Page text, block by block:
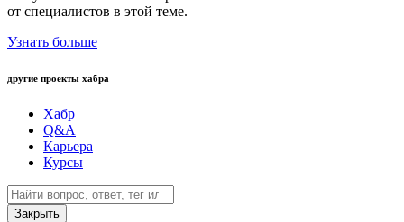
от специалистов в этой теме.
Узнать больше
другие проекты хабра
Хабр
Q&A
Карьера
Курсы
Закрыть